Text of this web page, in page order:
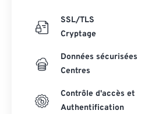
SSL/TLS
Cryptage
Données sécurisées
Centres
Contrôle d'accès et
Authentification